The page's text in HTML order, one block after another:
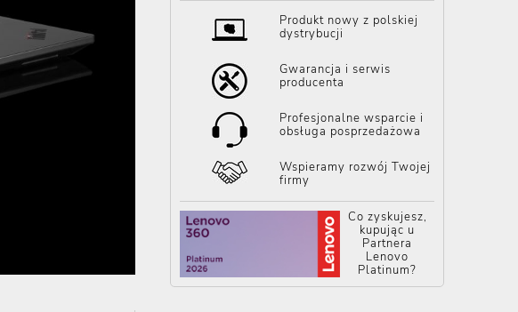
Produkt nowy z polskiej
dystrybucji
Gwarancja i serwis
producenta
Profesjonalne wsparcie i
obsługa posprzedażowa
Wspieramy rozwój Twojej
firmy
Co zyskujesz,
kupując u
Partnera
Lenovo
Platinum?